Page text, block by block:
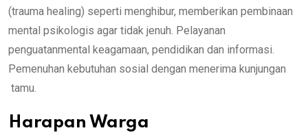
(trauma healing) seperti menghibur, memberikan pembinaan
mental psikologis agar tidak jenuh. Pelayanan
penguatanmental keagamaan, pendidikan dan informasi.
Pemenuhan kebutuhan sosial dengan menerima kunjungan
tamu.
Harapan Warga